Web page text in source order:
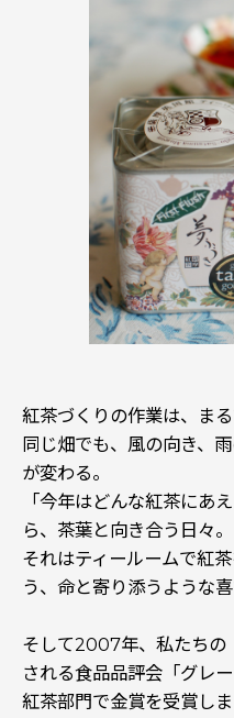
紅茶づくりの作業は、まる
同じ畑でも、風の向き、
が変わる。
「今年はどんな紅茶にあ
ら、茶葉と向き合う日々。
それはティールームで紅
う、命と寄り添うような喜
そして2007年、私たちの
される食品品評会「グレ
紅茶部門で金賞を受賞し